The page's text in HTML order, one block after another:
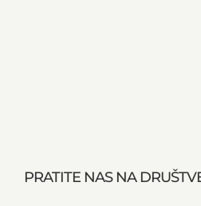
PRATITE NAS NA